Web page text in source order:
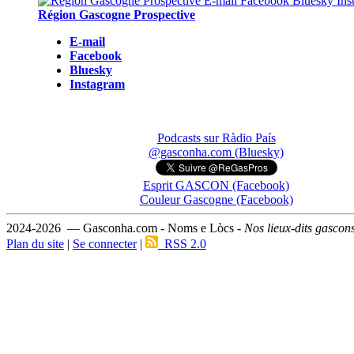
Région Gascogne Prospective
E-mail
Facebook
Bluesky
Instagram
Podcasts sur Ràdio País
@gasconha.com (Bluesky)
Esprit GASCON (Facebook)
Couleur Gascogne (Facebook)
2024-2026 — Gasconha.com - Noms e Lòcs - Nos lieux-dits
Plan du site | Se connecter| RSS 2.0